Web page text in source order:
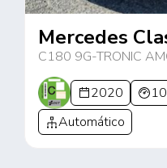
Mercedes
C180 9G-TRONIC
2020
Automático